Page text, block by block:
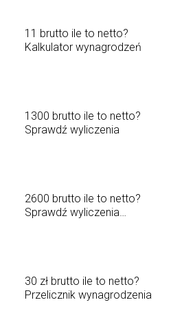
11 brutto ile to netto?
Kalkulator wynagrodzeń
1300 brutto ile to netto?
Sprawdź wyliczenia
2600 brutto ile to netto?
Sprawdź wyliczenia
30 zł brutto ile to netto?
Przelicznik wynagrodzenia